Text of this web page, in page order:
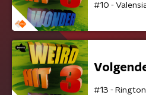
#10 -
#13 -